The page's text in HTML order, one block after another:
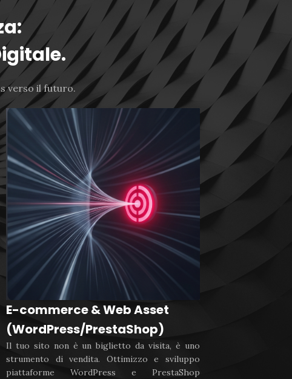
verso il futuro.
E-commerce & Web Asset
(WordPress/PrestaShop)
Il tuo sito non è un biglietto da visita, è uno
strumento di vendita. Ottimizzo e sviluppo
piattaforme WordPress e PrestaShop